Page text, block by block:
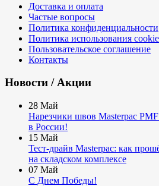
Доставка и оплата
Частые вопросы
Политика конфиденциальности
Политика использования cookie
Пользовательское соглашение
Контакты
Новости / Акции
28 Май
Нарезчики швов Masterpac
в России!
15 Май
Тест-драйв Masterpac: как
на складском комплексе
07 Май
С Днем Победы!